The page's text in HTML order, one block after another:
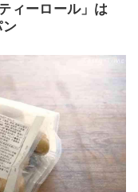
ィーロール」は
ン